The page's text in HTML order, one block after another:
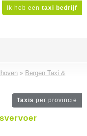
Ik heb een taxi bedrijf
» Bergen Taxi &
Taxis per provincie